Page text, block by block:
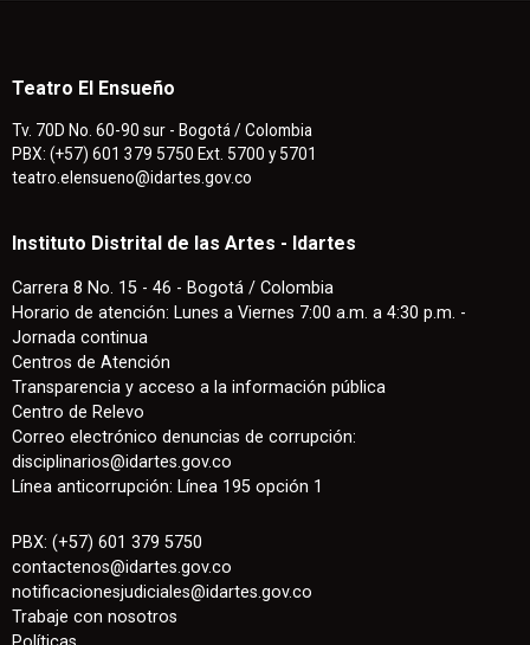
Teatro El Ensueño
Tv. 70D No. 60-90 sur - Bogotá / Colombia
PBX: (+57) 601 379 5750 Ext. 5700 y 5701
teatro.elensueno@idartes.gov.co
Instituto Distrital de las Artes - Idartes
Carrera 8 No. 15 - 46 - Bogotá / Colombia
Horario de atención: Lunes a Viernes 7:00 a.m. a 4:30 p.m. -
Jornada continua
Centros de Atención
Transparencia y acceso a la información pública
Centro de Relevo
Correo electrónico denuncias de corrupción:
disciplinarios@idartes.gov.co
Línea anticorrupción: Línea 195 opción 1
PBX: (+57) 601 379 5750
contactenos@idartes.gov.co
notificacionesjudiciales@idartes.gov.co
Trabaje con nosotros